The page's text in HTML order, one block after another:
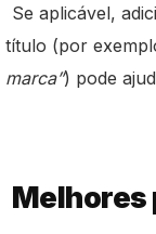
Se aplicável,
título (por
marca”) pode
Melhores